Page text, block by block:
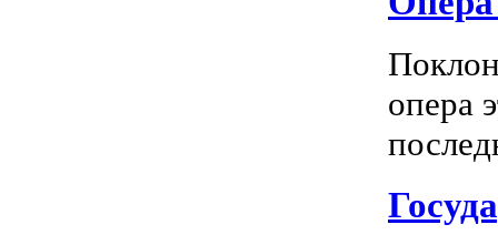
опера